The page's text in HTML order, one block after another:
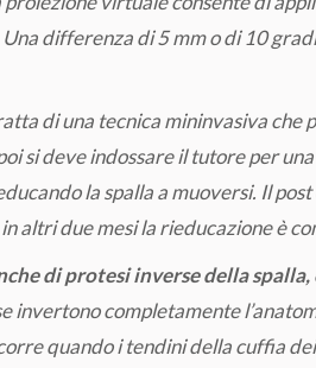
differenza di 5 mm o di 10
di una tecnica mininvasiva
si deve indossare il tutore per
la spalla a muoversi. Il
altri due mesi la rieducazione è
di protesi inverse della spalla,
invertono completamente
quando i tendini della cuffia